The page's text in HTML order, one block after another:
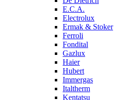
E.C.A.
Electrolux
Ermak & Stoker
Ferroli
Fondital
Gazlux
Haier
Hubert
Immergas
Italtherm
Kentatsu